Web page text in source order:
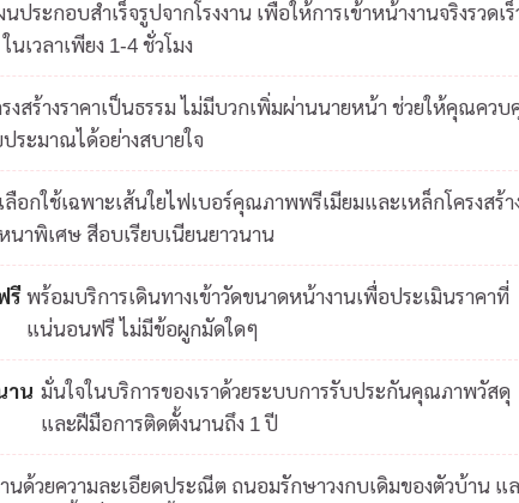
นประกอบสำเร็จรูปจากโรงงาน เพื่อให้การเข้าหน้างานจริงรวดเร็
นเวลาเพียง 1-4 ชั่วโมง
งสร้างราคาเป็นธรรม ไม่มีบวกเพิ่มผ่านนายหน้า ช่วยให้คุณควบ
ระมาณได้อย่างสบายใจ
เลือกใช้เฉพาะเส้นใยไฟเบอร์คุณภาพพรีเมียมและเหล็กโครงสร้า
นาพิเศษ สีอบเรียบเนียนยาวนาน
รี พร้อมบริการเดินทางเข้าวัดขนาดหน้างานเพื่อประเมินราคาที่
แน่นอนฟรี ไม่มีข้อผูกมัดใดๆ
าน มั่นใจในบริการของเราด้วยระบบการรับประกันคุณภาพวัสดุ
และฝีมือการติดตั้งนานถึง 1 ปี
นด้วยความละเอียดประณีต ถนอมรักษาวงกบเดิมของตัวบ้าน แ